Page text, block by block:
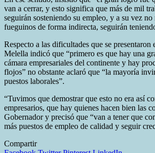
van a cerrar, y esto significa que más de mil
seguirán sosteniendo su empleo, y a su vez
fueguinos de forma indirecta, seguirán
Respecto a las dificultades que se presentaron
Melella indicó que “primero es que hay una
cámara empresariales del continente y hay
flojos” no obstante aclaró que “la mayoría
puestos laborales”.
“Tuvimos que demostrar que esto no era así
empresarios, que hay quienes hacen bien las
Gobernador y precisó que “van a tener que
más puestos de empleo de calidad y seguir
Compartir